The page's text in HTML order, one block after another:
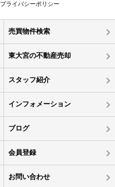
プライバシーポリシー
売買物件検索
東大宮の不動産売却
スタッフ紹介
インフォメーション
ブログ
会員登録
お問い合わせ